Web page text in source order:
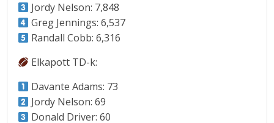
Jordy Nelson: 7,848
Greg Jennings: 6,537
Randall Cobb: 6,316
Elkapott TD-k:
Davante Adams: 73
Jordy Nelson: 69
Donald Driver: 60